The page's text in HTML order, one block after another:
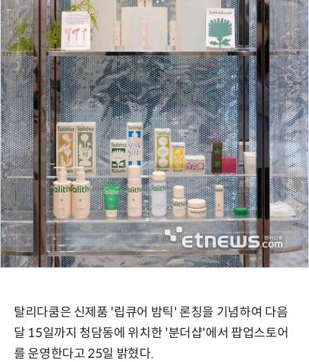
탈리다쿰은 신제품 '립큐어 밤틱' 론칭을 기념하여 다음
달 15일까지 청담동에 위치한 '분더샵'에서 팝업스토어
를 운영한다고 25일 밝혔다.